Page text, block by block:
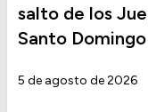
salto de los
Santo
5 de agosto de 2026